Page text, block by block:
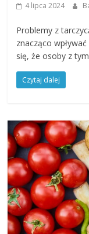
4 lipca 2024
Problemy z
znacząco
się, że osoby z tym
Czytaj dalej